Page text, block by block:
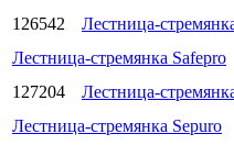
126542
Лестница-
Лестница-стремянка Safepro
127204
Лестница-
Лестница-стремянка Sepuro